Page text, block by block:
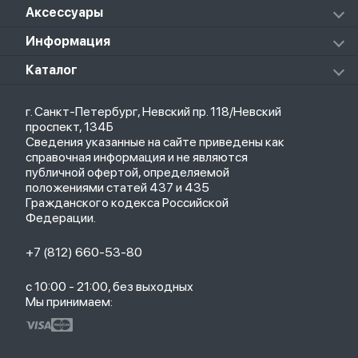
Xiaomi Pad 6
Xiaomi Redmi Pad
Redmi Buds 4 Pro
Notebook Pro
Колонки
Роботы-пылесосы
Стилусы
Товары для детей
Саундбары
Мониторы
ТВ-приставки
Аксессуары
Аксессуары к пылесосам и швабрам
Чехлы
Рюкзаки
Кабели
Зарядные устройства
Информация
О магазине
Политика конфиденциальности
Оплата и доставка
Партнерская программа
Гарантия
Обмен и возврат
Бонусы
Trade-in
Каталог
Новые поступления
Популярное
Акции
г. Санкт-Петербург, Невский пр. 118/Невский
проспект, 134Б
Сведения указанные на сайте приведены как
справочная информация и не являются
публичной офертой, определяемой
положениями статей 437 и 435
Гражданского кодекса Российской
Федерации.
+7 (812) 660-53-80
с 10:00 - 21:00, без выходных
Мы принимаем: